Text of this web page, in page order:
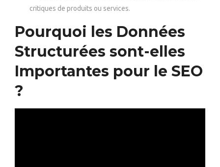
critiques de produits ou services.
Pourquoi les Données
Structurées sont-elles
Importantes pour le SEO
?